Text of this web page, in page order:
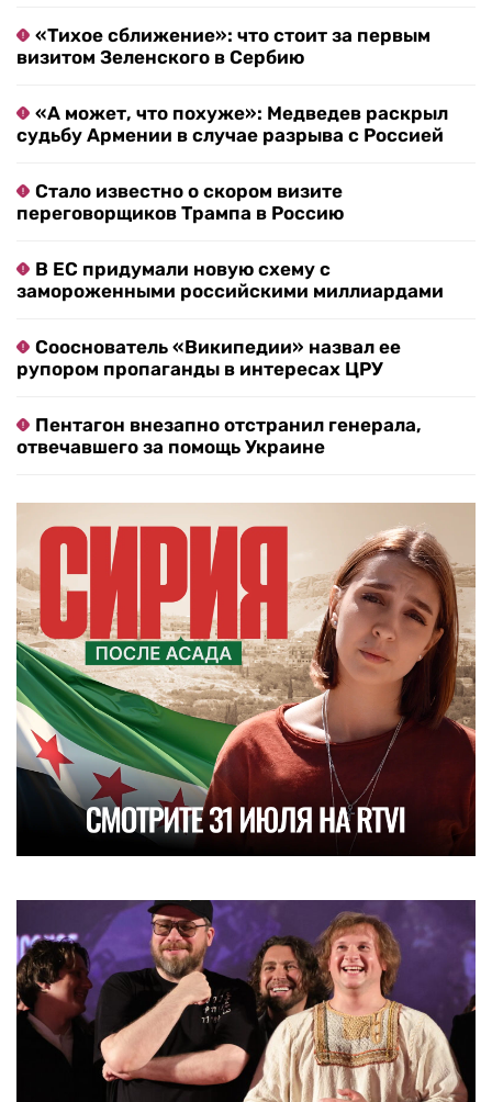
«Тихое сближение»: что стоит за первым
визитом Зеленского в Сербию
«А может, что похуже»: Медведев раскрыл
судьбу Армении в случае разрыва с Россией
Стало известно о скором визите
переговорщиков Трампа в Россию
В ЕС придумали новую схему с
замороженными российскими миллиардами
Сооснователь «Википедии» назвал ее
рупором пропаганды в интересах ЦРУ
Пентагон внезапно отстранил генерала,
отвечавшего за помощь Украине